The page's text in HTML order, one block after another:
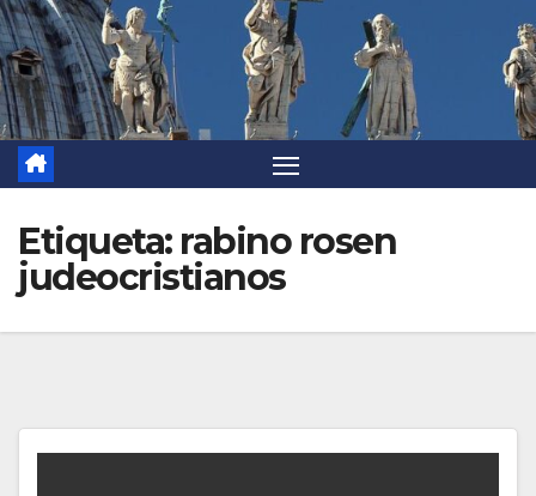
Etiqueta: rabino rosen
judeocristianos